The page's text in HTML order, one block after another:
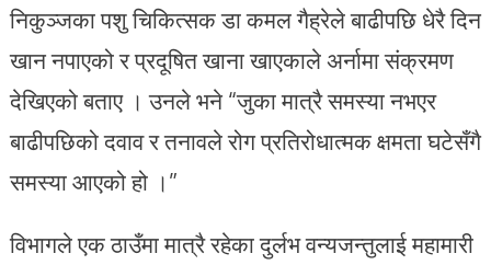
निकुञ्जका पशु चिकित्सक डा कमल गैह्रेले बाढीपछि धेरै दिन
खान नपाएको र प्रदूषित खाना खाएकाले अर्नामा संक्रमण
देखिएको बताए । उनले भने “जुका मात्रै समस्या नभएर
बाढीपछिको दवाव र तनावले रोग प्रतिरोधात्मक क्षमता घटेसँगै
समस्या आएको हो ।”
विभागले एक ठाउँमा मात्रै रहेका दुर्लभ वन्यजन्तुलाई महामारी